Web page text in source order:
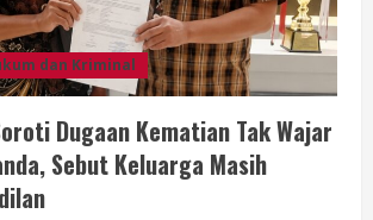
dan Kriminal
Dugaan Kematian Tak Wajar
Sebut Keluarga Masih